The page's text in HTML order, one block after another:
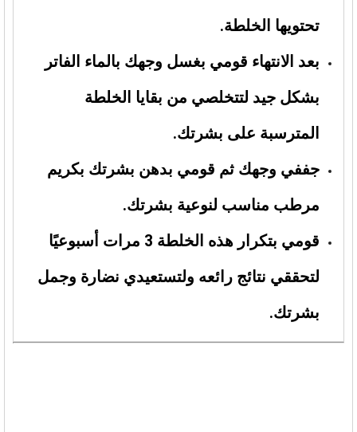
تحتويها الخلطة.
بعد الانتهاء قومي بغسل وجهك بالماء الفاتر
بشكل جيد لتتخلصي من بقايا الخلطة
المترسبة على بشرتك.
جففي وجهك ثم قومي بدهن بشرتك بكريم
مرطب مناسب لنوعية بشرتك.
قومي بتكرار هذه الخلطة 3 مرات أسبوعيًا
لتحققي نتائج رائعه ولتستعيدي نضارة وجمل
بشرتك.